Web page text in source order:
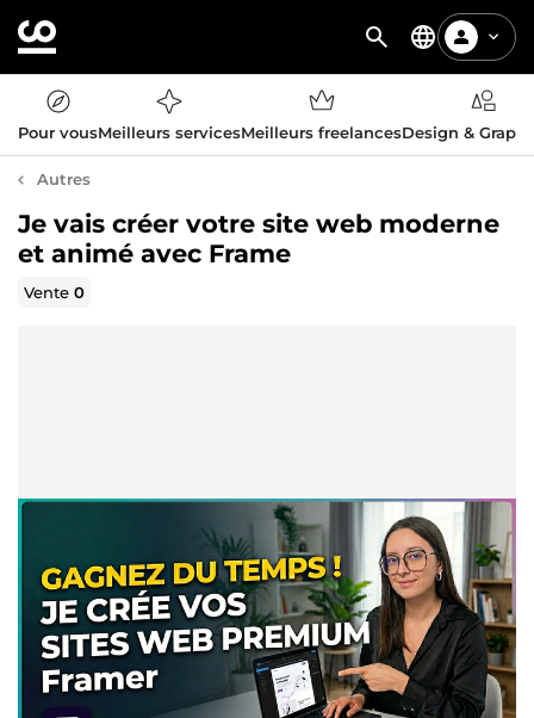
Pour vousMeilleurs servicesMeilleurs freelancesDesign &
Autres
Je vais créer votre site web moderne
et animé avec Frame
Vente0